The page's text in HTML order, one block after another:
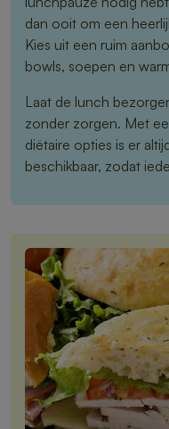
dan ooit om een
Kies uit een ruim
bowls, soepen en
Laat de lunch
zonder zorgen. Met
diëtaire opties is er
beschikbaar, zodat